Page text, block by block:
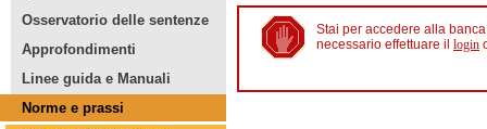
Osservatorio delle sentenze
Approfondimenti
Linee guida e Manuali
Norme e prassi
Stai per accedere alla
necessario effettuare il login